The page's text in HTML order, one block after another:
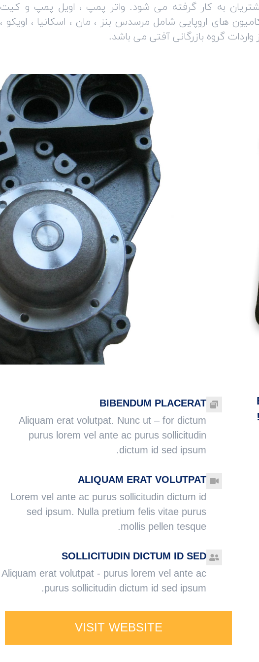
به کار گرفته می شود. واتر پمپ ، اویل پمپ و کیت
های اروپایی شامل مرسدس بنز ، مان ، اسکانیا ، اویکو ،
گروه بازرگانی آفتی می باشد.
BIBENDUM PLACERAT
Aliquam erat volutpat. Nunc ut – for dictum
purus lorem vel ante ac purus sollicitudin
dictum id sed ipsum.
ALIQUAM ERAT VOLUTPAT
Lorem vel ante ac purus sollicitudin dictum id
sed ipsum. Nulla pretium felis vitae purus
mollis pellen tesque.
SOLLICITUDIN DICTUM ID SED
Aliquam erat volutpat - purus lorem vel ante ac
purus sollicitudin dictum id sed ipsum.
VISIT WEBSITE